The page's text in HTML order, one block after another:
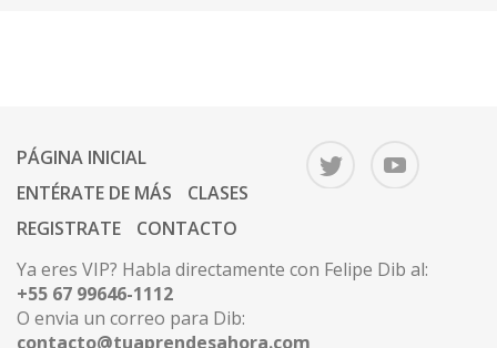
PÁGINA INICIAL
ENTÉRATE DE MÁS
CLASES
REGISTRATE
CONTACTO
Ya eres VIP? Habla directamente con Felipe Dib al:
+55 67 99646-1112
O envia un correo para Dib:
contacto@tuaprendesahora.com